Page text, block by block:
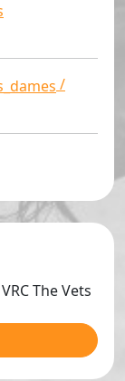
/
The Vets